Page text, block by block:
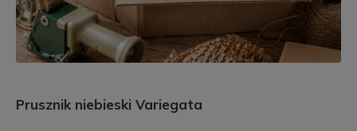
Prusznik niebieski Variegata